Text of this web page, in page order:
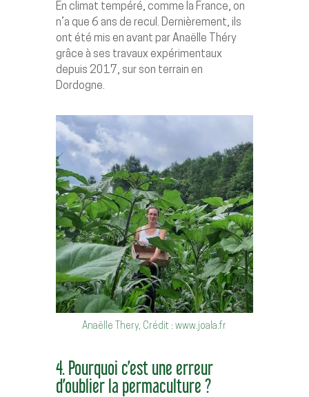
En climat tempéré, comme la France, on
n’a que 6 ans de recul. Dernièrement, ils
ont été mis en avant par Anaëlle Théry
grâce à ses travaux expérimentaux
depuis 2017, sur son terrain en
Dordogne.
Anaëlle Thery, Crédit : www.joala.fr
4. Pourquoi c’est une erreur
d’oublier la permaculture ?